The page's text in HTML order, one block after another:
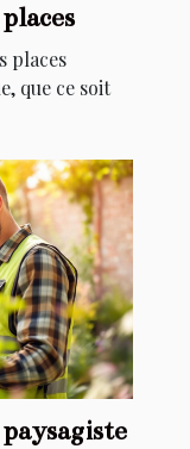
places
que ce soit